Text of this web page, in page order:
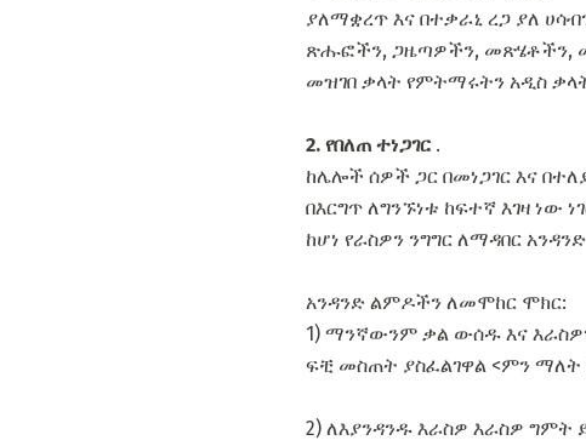
ያለማቋረጥ እና በተቃራኒ ረጋ ያለ
ጽሑፎችን, ጋዜጣዎችን, መጽሄቶችን,
መዝገበ ቃላት የምትማሩትን አዲስ
2. የበለጠ ተነጋገር .
ከሌሎች ሰዎች ጋር በመነጋገር እና
በእርግጥ ለግንኙነቱ ከፍተኛ እገዛ ነው
ከሆነ የራስዎን ንግግር ለማዳበር
አንዳንድ ልምዶችን ለመሞከር ሞክር:
1) ማንኛውንም ቃል ውሰዱ እና
ፍቺ መስጠት ያስፈልገዋል <ምን ማለት
2) ለእያንዳንዱ እራስዎ እራስዎ ግምት